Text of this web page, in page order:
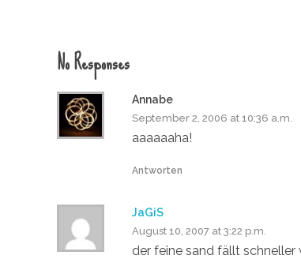
No Responses
Annabe
September 2, 2006 at 10:36 a.m.
aaaaaaha!
Antworten
JaGiS
August 10, 2007 at 3:22 p.m.
der feine sand fällt schneller